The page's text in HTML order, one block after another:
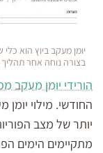
יומן מעקב ביוץ הוא
בצורה נוחה אחר תהליך
הורידי יומן מעקב
החודשי. מילוי
יותר של מצב
מתקיימים הימים